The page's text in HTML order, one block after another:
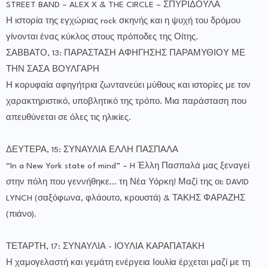
STREET BAND – ALEX X & THE CIRCLE – ΣΠΥΡΙΔΟΥΛΑ
Η ιστορία της εγχώριας rock σκηνής και η ψυχή του δρόμου
γίνονται ένας κύκλος στους πρόποδες της Οίτης.
ΣΑΒΒΑΤΟ, 13: ΠΑΡΑΣΤΑΣΗ ΑΦΗΓΗΣΗΣ ΠΑΡΑΜΥΘΙΟΥ ΜΕ
ΤΗΝ ΣΑΣΑ ΒΟΥΛΓΑΡΗ
Η κορυφαία αφηγήτρια ζωντανεύει μύθους και ιστορίες με τον
χαρακτηριστικό, υποβλητικό της τρόπο. Μια παράσταση που
απευθύνεται σε όλες τις ηλικίες.
ΔΕΥΤΕΡΑ, 15: ΣΥΝΑΥΛΙΑ ΕΛΛΗ ΠΑΣΠΑΛΑ
“In a New York state of mind” – H Έλλη Πασπαλά μας ξεναγεί
στην πόλη που γεννήθηκε… τη Νέα Υόρκη! Μαζί της οι: DAVID
LYNCH (σαξόφωνα, φλάουτο, κρουστά) & ΤΑΚΗΣ ΦΑΡΑΖΗΣ
(πιάνο).
ΤΕΤΑΡΤΗ, 17: ΣΥΝΑΥΛΙΑ - ΙΟΥΛΙΑ ΚΑΡΑΠΑΤΑΚΗ
Η χαμογελαστή και γεμάτη ενέργεια Ιουλία έρχεται μαζί με τη